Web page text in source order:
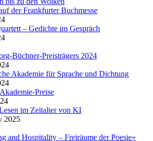
der Frankfurter Buchmesse
– Gedichte im Gespräch
Büchner-Preisträgers 2024
Akademie für Sprache und Dichtung
Preise
im Zeitalter von KI
2025
and Hospitality – Freiräume der Poesie«